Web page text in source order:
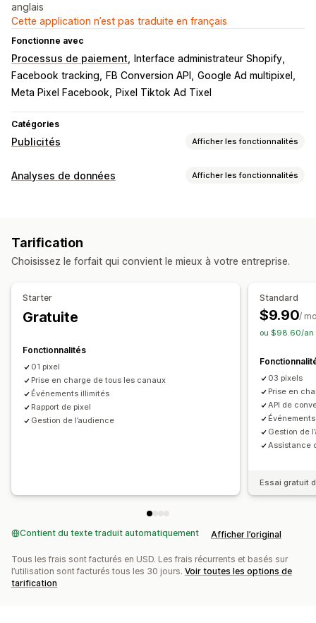
anglais
Cette application n’est pas traduite en français
Fonctionne avec
Processus de paiement
Interface administrateur Shopify
Facebook tracking
FB Conversion API
Google Ad multipixel
Meta Pixel Facebook
Pixel Tiktok Ad Tixel
Catégories
Publicités Afficher les fonctionnalités
Ciblage
Gestion de campagnes
Médias sociaux
Site web Gestion des pixels
Suivi des performances
Indicateurs d’engagement
Suivi des conversions
Analyses de données Afficher les fonctionnalités
Suivi de l’événement
Tableau de bord des analyses de données
Conformité au RGPD
Tarification
Choisissez le forfait qui convient le mieux à votre entreprise.
Starter
Gratuite
Fonctionnalités
01 pixel
Prise en charge de tous les canaux
Événements illimités
Rapport de pixel
Gestion de l’audience
Standard
$9.90/
ou $98.60/an
03 pixels
Prise en
API de
Gestion de
Assistance
Essai gratuit
Contient du texte traduit automatiquement Afficher l’original
Tous les frais sont facturés en USD. Les frais récurrents et basés sur
l’utilisation sont facturés tous les 30 jours. Voir toutes les options de
tarification